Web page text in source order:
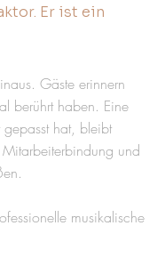
Er ist ein
Gäste erinnern
berührt haben. Eine
hat, bleibt
und
musikalische